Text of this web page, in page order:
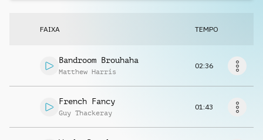
FAIXA TEMPO
Bandroom Brouhaha
Matthew Harris
02:36
French Fancy
Guy Thackeray
01:43